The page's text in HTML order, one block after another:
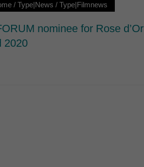
/ Type|News / Type|Filmnews
nominee for Rose d’Or
2020